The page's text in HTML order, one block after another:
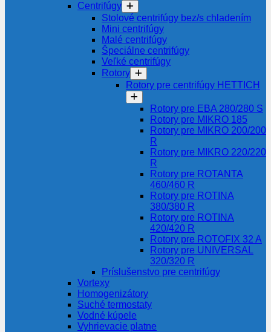
Centrifúgy
Stolové centrifúgy bez/s chladením
Mini centrifúgy
Malé centrifúgy
Špeciálne centrifúgy
Veľké centrifúgy
Rotory
Rotory pre centrifúgy HETTICH
Rotory pre EBA 280/280 S
Rotory pre MIKRO 185
Rotory pre MIKRO 200/200
R
Rotory pre MIKRO 220/220
R
Rotory pre ROTANTA
460/460 R
Rotory pre ROTINA
380/380 R
Rotory pre ROTINA
420/420 R
Rotory pre ROTOFIX 32 A
Rotory pre UNIVERSAL
320/320 R
Príslušenstvo pre centrifúgy
Vortexy
Homogenizátory
Suché termostaty
Vodné kúpele
Vyhrievacie platne